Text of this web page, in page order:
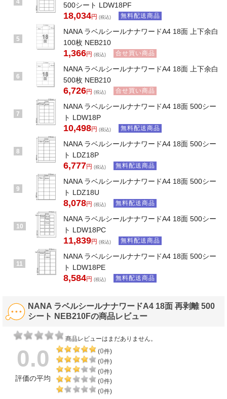
500シート LDW18PF
18,034円 (税込) 無料配送商品
5
NANA ラベルシールナナワードA4 18面 上下余白
100枚 NEB210
1,366円 (税込) 合せ買い商品
6
NANA ラベルシールナナワードA4 18面 上下余白
500枚 NEB210
6,726円 (税込) 合せ買い商品
7
NANA ラベルシールナナワードA4 18面 500シー
ト LDW18P
10,498円 (税込) 無料配送商品
8
NANA ラベルシールナナワードA4 18面 500シー
ト LDZ18P
6,777円 (税込) 無料配送商品
9
NANA ラベルシールナナワードA4 18面 500シー
ト LDZ18U
8,078円 (税込) 無料配送商品
10
NANA ラベルシールナナワードA4 18面 500シー
ト LDW18PC
11,839円 (税込) 無料配送商品
11
NANA ラベルシールナナワードA4 18面 500シー
ト LDW18PE
8,584円 (税込) 無料配送商品
NANA ラベルシールナナワードA4 18面 再剥離 500
シート NEB210Fの商品レビュー
商品レビューはまだありません。
0.0
評価の平均
(0件)
(0件)
(0件)
(0件)
(0件)